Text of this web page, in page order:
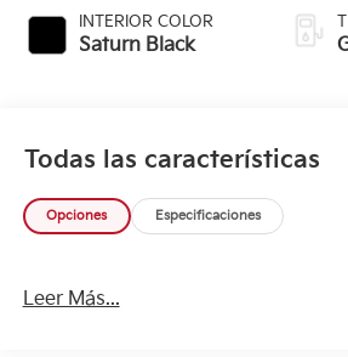
INTERIOR COLOR
Saturn Black
Todas las características
Opciones Especificaciones
Leer Más...